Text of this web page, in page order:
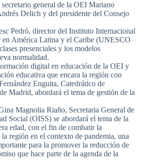
general de la OEI Mariano
Delich y del presidente del Consejo
Pedró, director del Instituto Internacional
América Latina y el Caribe (UNESCO
presenciales y los modelos
normalidad.
digital en educación de la OEI y
educativa que encara la región con
Enguita, Catedrático de
Madrid, abordará el tema de gestión de la
Magnolia Riaño, Secretaria General de
Social (OISS) se abordará el tema de la
edad, con el fin de combatir la
región en el contexto de pandemia, una
para la promover la reducción de
que hace parte de la agenda de la